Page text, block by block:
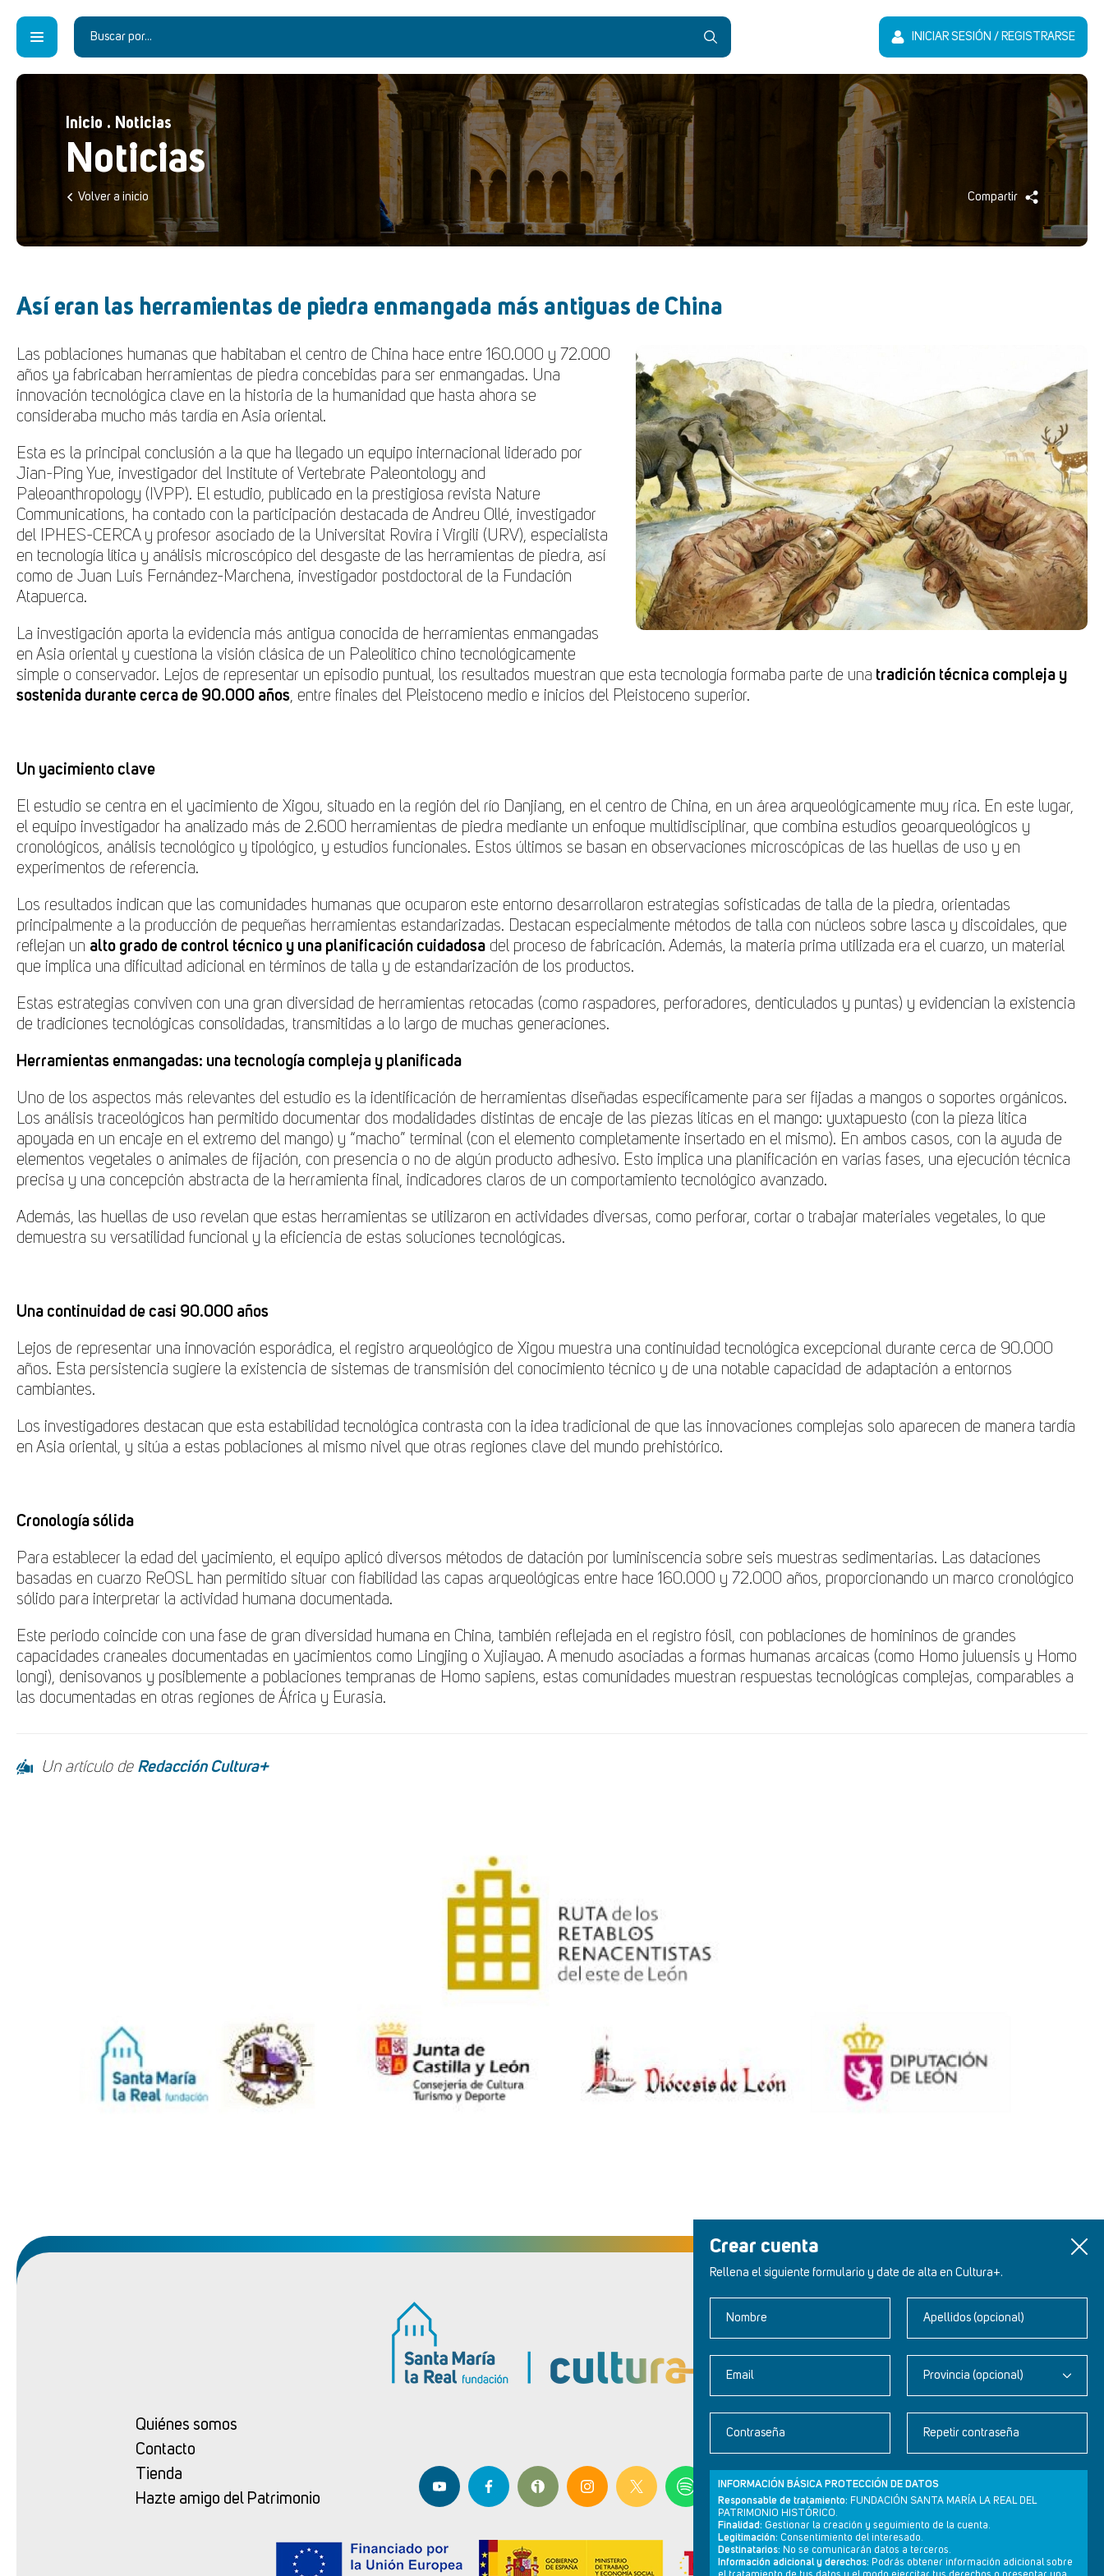
Crear cuenta
Rellena el siguiente formulario y date de alta en Cultura+.
Nombre Apellidos (opcional)
Email Provincia (opcional)
Contraseña Repetir contraseña
INFORMACIÓN BÁSICA PROTECCIÓN DE DATOS
Responsable de tratamiento: FUNDACIÓN SANTA MARÍA LA REAL DEL
PATRIMONIO HISTÓRICO.
Finalidad: Gestionar la creación y seguimiento de la cuenta.
Legitimación: Consentimiento del interesado.
Destinatarios: No se comunicarán datos a terceros.
Información adicional y derechos: Podrás obtener información adicional sobre
INICIAR SESIÓN / REGISTRARSE
Inicio . Noticias
Noticias
Volver a inicio Compartir
Así eran las herramientas de piedra enmangada más antiguas de China
Las poblaciones humanas que habitaban el centro de China hace entre 160.000 y 72.000
años ya fabricaban herramientas de piedra concebidas para ser enmangadas. Una
innovación tecnológica clave en la historia de la humanidad que hasta ahora se
consideraba mucho más tardía en Asia oriental.
Esta es la principal conclusión a la que ha llegado un equipo internacional liderado por
Jian-Ping Yue, investigador del Institute of Vertebrate Paleontology and
Paleoanthropology (IVPP). El estudio, publicado en la prestigiosa revista Nature
Communications, ha contado con la participación destacada de Andreu Ollé, investigador
del IPHES-CERCA y profesor asociado de la Universitat Rovira i Virgili (URV), especialista
en tecnología lítica y análisis microscópico del desgaste de las herramientas de piedra, así
como de Juan Luis Fernández-Marchena, investigador postdoctoral de la Fundación
Atapuerca.
La investigación aporta la evidencia más antigua conocida de herramientas enmangadas
en Asia oriental y cuestiona la visión clásica de un Paleolítico chino tecnológicamente
simple o conservador. Lejos de representar un episodio puntual, los resultados muestran que esta tecnología formaba parte de una tradición técnica compleja y
sostenida durante cerca de 90.000 años, entre finales del Pleistoceno medio e inicios del Pleistoceno superior.
Un yacimiento clave
El estudio se centra en el yacimiento de Xigou, situado en la región del río Danjiang, en el centro de China, en un área arqueológicamente muy rica. En este lugar,
el equipo investigador ha analizado más de 2.600 herramientas de piedra mediante un enfoque multidisciplinar, que combina estudios geoarqueológicos y
cronológicos, análisis tecnológico y tipológico, y estudios funcionales. Estos últimos se basan en observaciones microscópicas de las huellas de uso y en
experimentos de referencia.
Los resultados indican que las comunidades humanas que ocuparon este entorno desarrollaron estrategias sofisticadas de talla de la piedra, orientadas
principalmente a la producción de pequeñas herramientas estandarizadas. Destacan especialmente métodos de talla con núcleos sobre lasca y discoidales, que
reflejan un alto grado de control técnico y una planificación cuidadosa del proceso de fabricación. Además, la materia prima utilizada era el cuarzo, un material
que implica una dificultad adicional en términos de talla y de estandarización de los productos.
Estas estrategias conviven con una gran diversidad de herramientas retocadas (como raspadores, perforadores, denticulados y puntas) y evidencian la existencia
de tradiciones tecnológicas consolidadas, transmitidas a lo largo de muchas generaciones.
Herramientas enmangadas: una tecnología compleja y planificada
Uno de los aspectos más relevantes del estudio es la identificación de herramientas diseñadas específicamente para ser fijadas a mangos o soportes orgánicos.
Los análisis traceológicos han permitido documentar dos modalidades distintas de encaje de las piezas líticas en el mango: yuxtapuesto (con la pieza lítica
apoyada en un encaje en el extremo del mango) y “macho” terminal (con el elemento completamente insertado en el mismo). En ambos casos, con la ayuda de
elementos vegetales o animales de fijación, con presencia o no de algún producto adhesivo. Esto implica una planificación en varias fases, una ejecución técnica
precisa y una concepción abstracta de la herramienta final, indicadores claros de un comportamiento tecnológico avanzado.
Además, las huellas de uso revelan que estas herramientas se utilizaron en actividades diversas, como perforar, cortar o trabajar materiales vegetales, lo que
demuestra su versatilidad funcional y la eficiencia de estas soluciones tecnológicas.
Una continuidad de casi 90.000 años
Lejos de representar una innovación esporádica, el registro arqueológico de Xigou muestra una continuidad tecnológica excepcional durante cerca de 90.000
años. Esta persistencia sugiere la existencia de sistemas de transmisión del conocimiento técnico y de una notable capacidad de adaptación a entornos
cambiantes.
Los investigadores destacan que esta estabilidad tecnológica contrasta con la idea tradicional de que las innovaciones complejas solo aparecen de manera tardía
en Asia oriental, y sitúa a estas poblaciones al mismo nivel que otras regiones clave del mundo prehistórico.
Cronología sólida
Para establecer la edad del yacimiento, el equipo aplicó diversos métodos de datación por luminiscencia sobre seis muestras sedimentarias. Las dataciones
basadas en cuarzo ReOSL han permitido situar con fiabilidad las capas arqueológicas entre hace 160.000 y 72.000 años, proporcionando un marco cronológico
sólido para interpretar la actividad humana documentada.
Este periodo coincide con una fase de gran diversidad humana en China, también reflejada en el registro fósil, con poblaciones de homininos de grandes
capacidades craneales documentadas en yacimientos como Lingjing o Xujiayao. A menudo asociadas a formas humanas arcaicas (como Homo juluensis y Homo
longi), denisovanos y posiblemente a poblaciones tempranas de Homo sapiens, estas comunidades muestran respuestas tecnológicas complejas, comparables a
las documentadas en otras regiones de África y Eurasia.
Un artículo de Redacción Cultura+
Quiénes somos
Contacto
Tienda
Hazte amigo del Patrimonio
Newsletter
Aviso legal
Política de privacidad
Política de cookies